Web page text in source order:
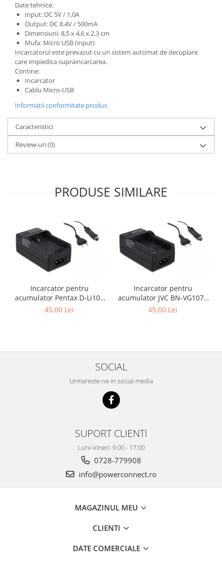
Blițuri și lumini foto/video
Cablu date
tableta
Telefoane mobile
Casti
Telefoane mobile
Custi aparate foto-video
Incarcatoare auto
Telefoane mobile
Date tehnice:
Input: DC 5V / 1,0A
Output: DC 8.4V / 500mA
Dimensiuni: 8,5 x 4,6 x 2,3 cm
Mufa: Micro USB (input)
Incarcatorul este prevazut cu un sistem automat de decuplare
care impiedica supraincarcarea.
Contine:
Incarcator
Cablu Micro-USB
Informatii conformitate produs
Caracteristici
Review-uri(0)
PRODUSE SIMILARE
Incarcator pentru
acumulator Pentax D-Li109
Patona
45,00 Lei
Incarcator pentru
acumulator JVC BN-VG107e
Patona
45,00 Lei
SOCIAL
Urmareste-ne in social media
SUPORT CLIENTI
Luni-Vineri: 9.00 - 17.00
0728-779908
info@powerconnect.ro
MAGAZINUL MEU
CLIENTI
DATE COMERCIALE